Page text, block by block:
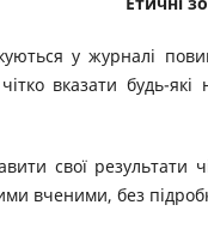
у журналі
вказати будь-
свої результати
вченими, без